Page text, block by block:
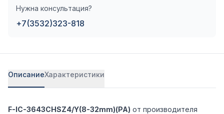
Нужна консультация?
+7(3532)323-818
ОписаниеХарактеристики
F-IC-3643CHSZ4/Y(8-32mm)(PA) от производителя